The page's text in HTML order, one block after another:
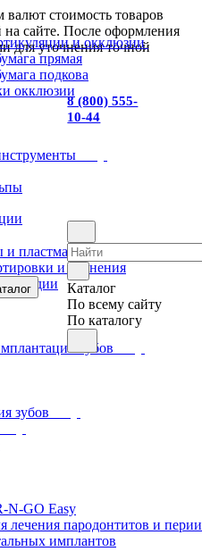
стоимость товаров
на сайте. После оформления
для уточнения точной
8 (800) 555-
10-44
и окклюзии
прямая
подкова
окклюзии
пластмасса для изготовления
и хранения
зубов
зубов
N-GO Easy
лечения пародонтитов и
имплантов
Каталог
По всему сайту
По каталогу